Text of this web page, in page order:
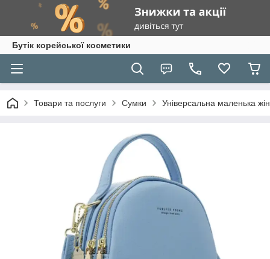
Бутік корейської косметики
Товари та послуги Сумки Універсальна маленька